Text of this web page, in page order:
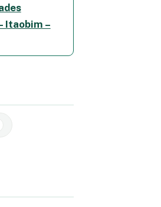
Itaobim –